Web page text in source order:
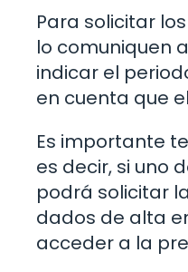
Para solicitar
lo comuniquen
indicar el
en cuenta que
Es importante
es decir, si uno
podrá solicitar
dados de alta
acceder a la